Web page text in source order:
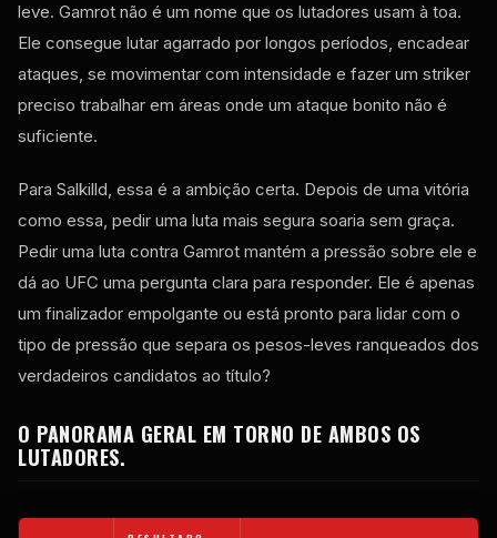
leve. Gamrot não é um nome que os lutadores usam à toa.
Ele consegue lutar agarrado por longos períodos, encadear
ataques, se movimentar com intensidade e fazer um striker
preciso trabalhar em áreas onde um ataque bonito não é
suficiente.
Para Salkilld, essa é a ambição certa. Depois de uma vitória
como essa, pedir uma luta mais segura soaria sem graça.
Pedir uma luta contra Gamrot mantém a pressão sobre ele e
dá ao UFC uma pergunta clara para responder. Ele é apenas
um finalizador empolgante ou está pronto para lidar com o
tipo de pressão que separa os pesos-leves ranqueados dos
verdadeiros candidatos ao título?
O PANORAMA GERAL EM TORNO DE AMBOS OS
LUTADORES.